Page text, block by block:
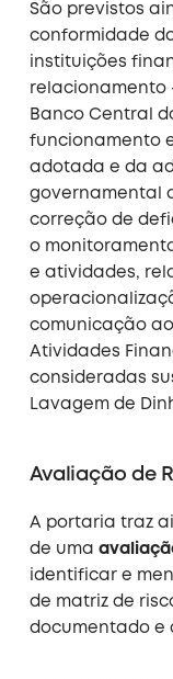
São previstos
conformidade
instituições
relacionamento
Banco Central
funcionamento
adotada e da
governamental
correção de
o
e atividades,
comunicação
Atividades
consideradas
Lavagem de
Avaliação de
A portaria traz
de uma
identificar e
de matriz de
documentado e